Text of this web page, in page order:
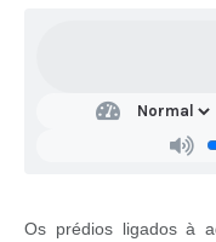
Os prédios ligados à